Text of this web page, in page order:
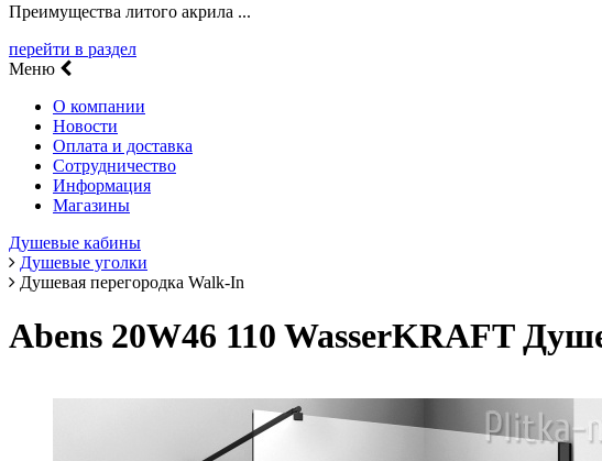
Преимущества литого акрила ...
перейти в раздел
Меню
О компании
Новости
Оплата и доставка
Сотрудничество
Информация
Магазины
Душевые кабины
Душевые уголки
Душевая перегородка Walk-In
Abens 20W46 110 WasserKRAFT